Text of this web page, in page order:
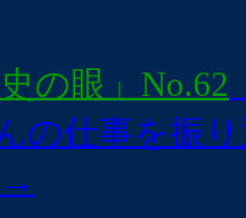
史の眼」No.62
の仕事を振
→